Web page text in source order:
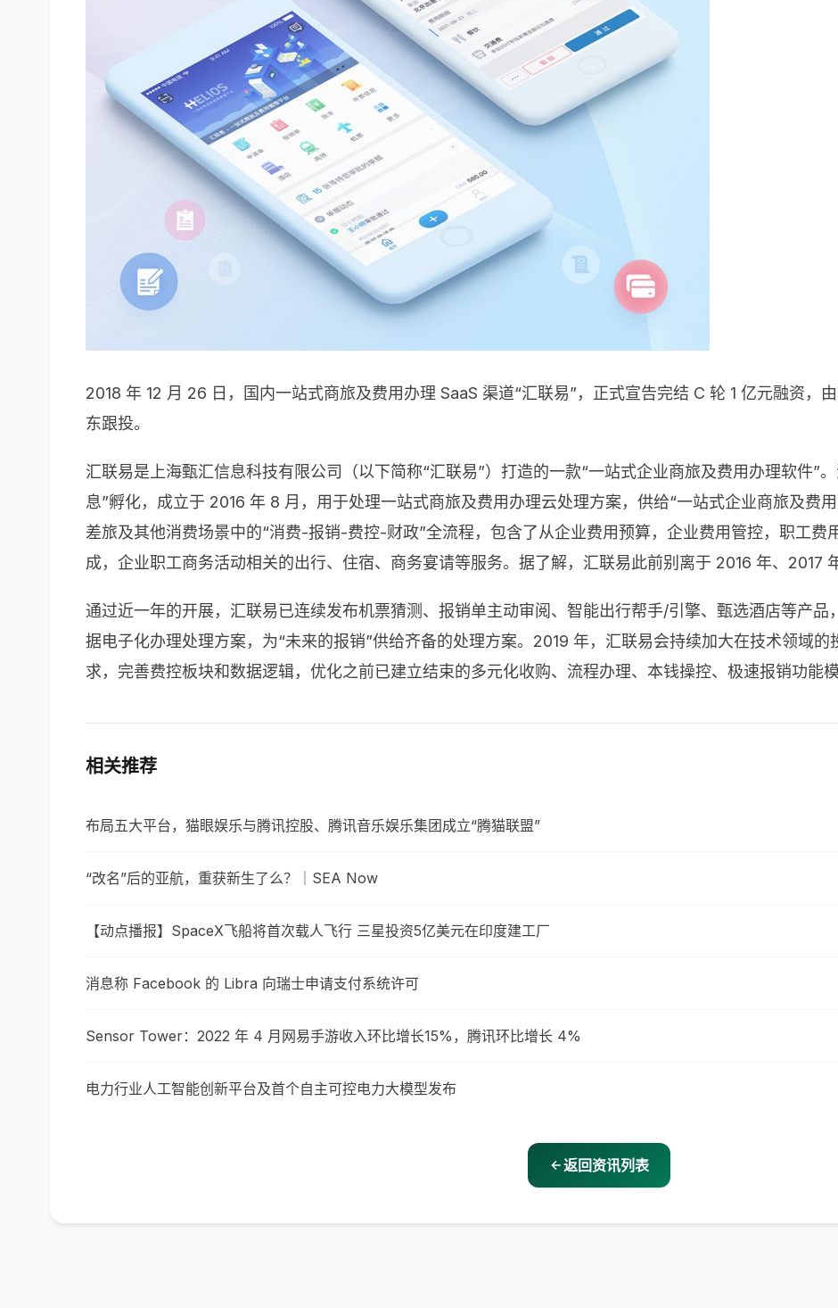
2018 年 12 月 26 日，国内一站式商旅及费用办理 SaaS 渠道“汇联易”，正式宣告完结 C 轮 1 亿元融资，
东跟投。
汇联易是上海甄汇信息科技有限公司（以下简称“汇联易”）打造的一款“一站式企业商旅及费用办理软件”
息”孵化，成立于 2016 年 8 月，用于处理一站式商旅及费用办理云处理方案，供给“一站式企业商旅及费
差旅及其他消费场景中的“消费-报销-费控-财政”全流程，包含了从企业费用预算，企业费用管控，职工费
成，企业职工商务活动相关的出行、住宿、商务宴请等服务。据了解，汇联易此前别离于 2016 年、2017
通过近一年的开展，汇联易已连续发布机票猜测、报销单主动审阅、智能出行帮手/引擎、甄选酒店等产品
据电子化办理处理方案，为“未来的报销”供给齐备的处理方案。2019 年，汇联易会持续加大在技术领域
求，完善费控板块和数据逻辑，优化之前已建立结束的多元化收购、流程办理、本钱操控、极速报销功能
相关推荐
布局五大平台，猫眼娱乐与腾讯控股、腾讯音乐娱乐集团成立“腾猫联盟”
“改名”后的亚航，重获新生了么？｜SEA Now
【动点播报】SpaceX飞船将首次载人飞行 三星投资5亿美元在印度建工厂
消息称 Facebook 的 Libra 向瑞士申请支付系统许可
Sensor Tower：2022 年 4 月网易手游收入环比增长15%，腾讯环比增长 4%
电力行业人工智能创新平台及首个自主可控电力大模型发布
返回资讯列表